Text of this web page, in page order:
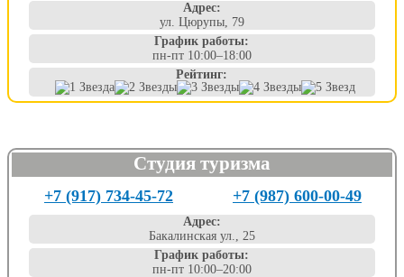
Адрес:
ул. Цюрупы, 79
График работы:
пн-пт 10:00–18:00
Рейтинг:
Студия туризма
+7 (917) 734-45-72 +7 (987) 600-00-49
Адрес:
Бакалинская ул., 25
График работы:
пн-пт 10:00–20:00